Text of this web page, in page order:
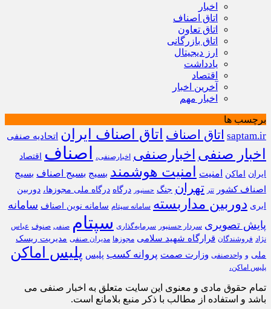
اخبار
اتاق اصناف
اتاق تعاون
اتاق بازرگانی
ارز دیجیتال
یادداشت
اقتصاد
آخرین اخبار
اخبار مهم
برچسب ها
saptam.ir اتاق اصناف اتاق اصناف ایران اتحادیه صنفی
اخبار صنفی اخبارصنفی اخبارصنفی، اصناف
اقتصاد
ایران
اماکن امنیت امنیت هوشمند بسیج بسیج اصناف بسیج
اصناف کشور
تتر تهران جنگ حسنپور درگاه درگاه ملی مجوزها، دوربین
ابری دوربین مداربسته سامانه سپتام سامانه نوین اصناف سامانه
پایش تصویری سردار حسنپور سرمایه‌گذاری سپتام صنفی صنوف عباس
نژاد فروشندگان قرارگاه شهید سلامی مجوزها مدیران صنفی مدیریت ریسک
ملی و واحدصنفی وزارت صمت پروانه کسب پلیس پلیس اماکن
پلیس اماکن،
تمام حقوق مادی و معنوی این سایت متعلق به اخبار صنفی می
باشد و استفاده از مطالب با ذکر منبع بلامانع است.